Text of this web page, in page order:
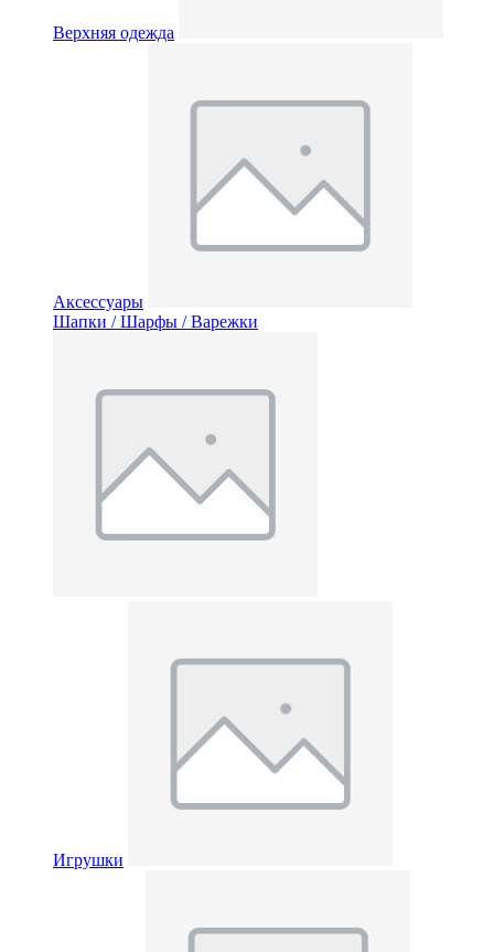
Верхняя одежда
Аксессуары
Шапки / Шарфы / Варежки
Игрушки